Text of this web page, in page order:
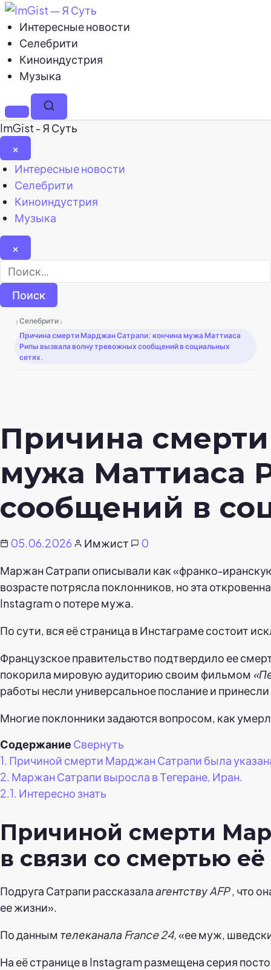
Интересные новости
Селебрити
Киноиндустрия
Музыка
МенюПоиск
ImGist - Я Суть
×
Закрыть
меню
Интересные новости
Селебрити
Киноиндустрия
Музыка
×
Найти:
›Селебрити ›
Причина смерти Марджан Сатрапи: кончина мужа Маттиаса
Рипы вызвала волну тревожных сообщений в социальных
сетях.
Причина
мужа Маттиаса
сообщений в
05.06.2026 Имжист
0
Маржан Сатрапи описывали как «франко-
возрасте потрясла поклонников, но эта
Instagram о потере мужа.
По сути, вся её страница в Инстаграме состоит
Французское правительство подтвердило ее
покорила мировую аудиторию своим фильмом
работы несли универсальное послание и
Многие поклонники задаются вопросом, как
Содержание Свернуть
1. Причиной смерти Марджан Сатрапи была
2. Маржан Сатрапи выросла в Тегеране, Иран.
2.1. Интересно знать
Причиной смерти
в связи со смертью
Подруга Сатрапи рассказалаагентству AFP, что
ее жизни».
По данным телеканала France 24,«ее муж,
На её странице в Instagram размещена серия